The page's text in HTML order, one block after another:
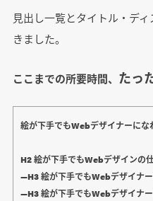
見出し一覧とタイトル・デ
きました。
ここまでの所要時間、 たっ
絵が下手でもWebデザイナーにな
H2 絵が下手でもWebデザインの
―H3 絵が下手でもWebデザイナ
―H3 絵が下手でもWebデザイナ